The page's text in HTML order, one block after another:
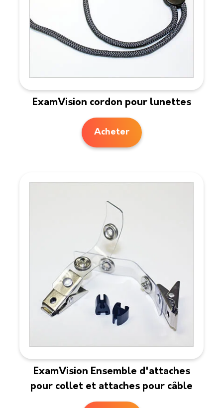
ExamVision cordon pour lunettes
Acheter
ExamVision Ensemble d'attaches
pour collet et attaches pour câble